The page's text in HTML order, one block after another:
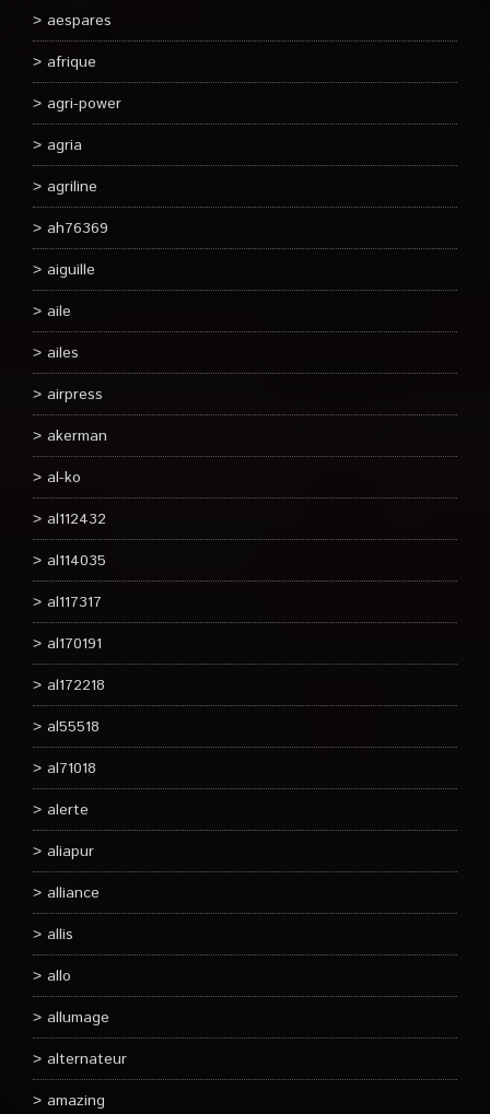
aespares
afrique
agri-power
agria
agriline
ah76369
aiguille
aile
ailes
airpress
akerman
al-ko
al112432
al114035
al117317
al170191
al172218
al55518
al71018
alerte
aliapur
alliance
allis
allo
allumage
alternateur
amazing